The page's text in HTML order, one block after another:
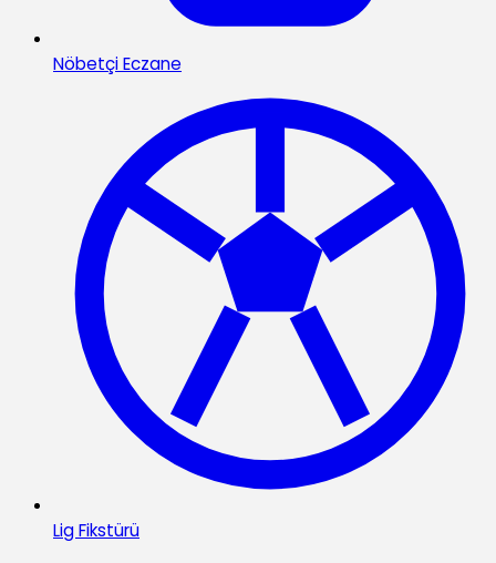
Nöbetçi Eczane
Lig Fikstürü